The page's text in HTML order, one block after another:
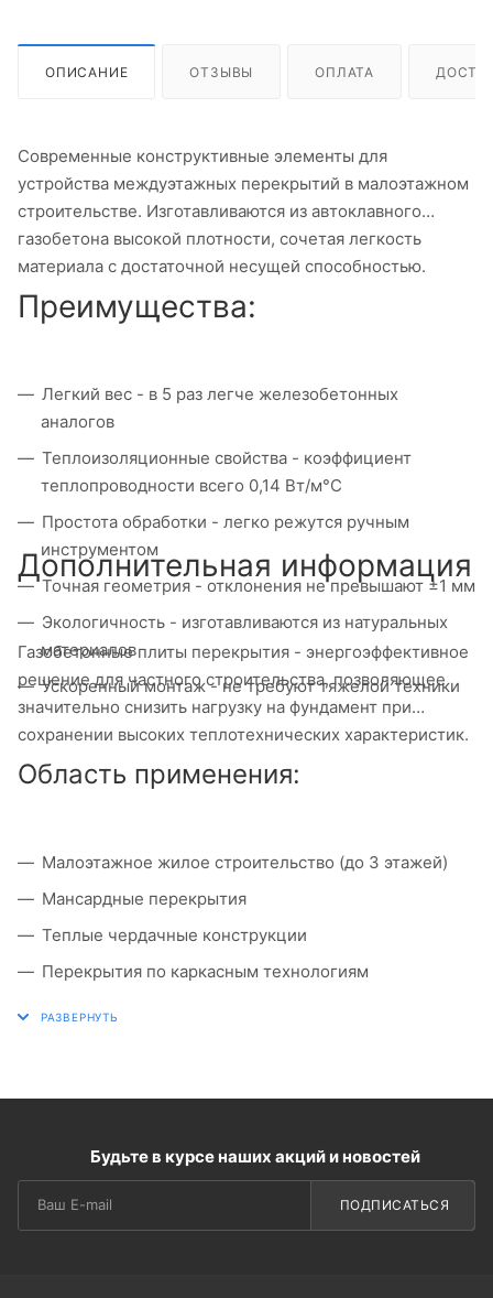
ОПИСАНИЕ ОТЗЫВЫ ОПЛАТА
Современные конструктивные элементы для
устройства междуэтажных перекрытий в малоэтажном
строительстве. Изготавливаются из автоклавного
газобетона высокой плотности, сочетая легкость
материала с достаточной несущей способностью.
Преимущества:
Легкий вес - в 5 раз легче железобетонных
аналогов
Теплоизоляционные свойства - коэффициент
теплопроводности всего 0,14 Вт/м°C
Простота обработки - легко режутся ручным
инструментом
Точная геометрия - отклонения не превышают ±1 мм
Экологичность - изготавливаются из натуральных
материалов
Ускоренный монтаж - не требуют тяжелой техники
Дополнительная информация
Газобетонные плиты перекрытия - энергоэффективное
решение для частного строительства, позволяющее
значительно снизить нагрузку на фундамент при
сохранении высоких теплотехнических характеристик.
Область применения:
Малоэтажное жилое строительство (до 3 этажей)
Мансардные перекрытия
Теплые чердачные конструкции
Перекрытия по каркасным технологиям
Реконструкция старых зданий
Будьте в курсе наших акций и новостей
ПОДПИСАТЬСЯ